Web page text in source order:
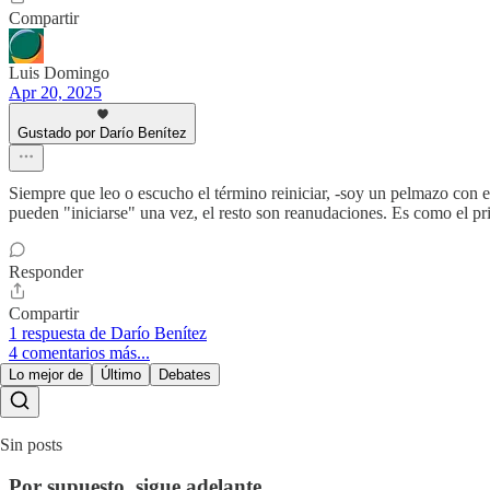
Compartir
Luis Domingo
Apr 20, 2025
Gustado por Darío Benítez
Siempre que leo o escucho el término reiniciar, -soy un pelmazo con
pueden "iniciarse" una vez, el resto son reanudaciones. Es como el
Responder
Compartir
1 respuesta de Darío Benítez
4 comentarios más...
Lo mejor de Último Debates
Sin posts